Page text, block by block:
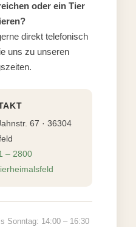
oder ein Tier
direkt telefonisch
uns zu unseren
67 · 36304
– 2800
Sonntag: 14:00 – 16:30